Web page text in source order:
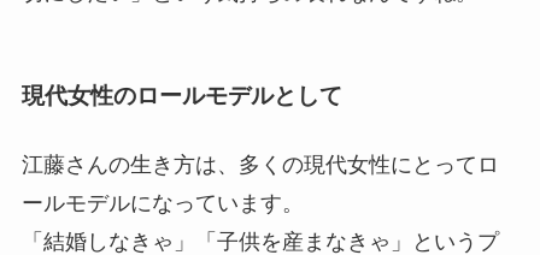
現代女性のロールモデルとして
江藤さんの生き方は、多くの現代女性にとってロ
ールモデルになっています。
「結婚しなきゃ」「子供を産まなきゃ」というプ